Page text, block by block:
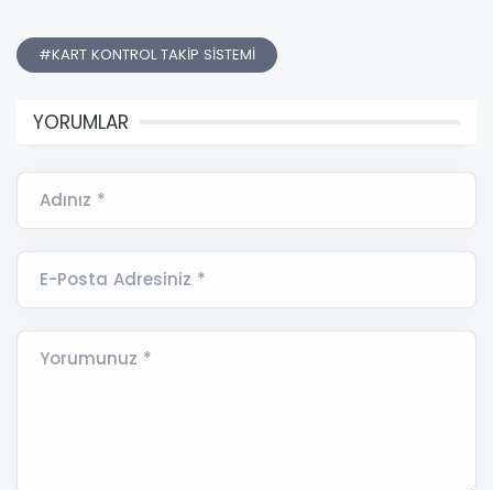
#KART KONTROL TAKİP SİSTEMİ
YORUMLAR
Adınız *
E-Posta Adresiniz *
Yorumunuz *